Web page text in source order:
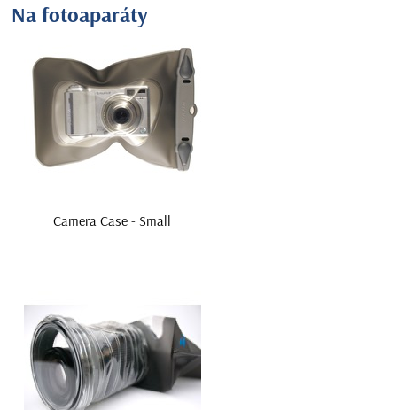
Na fotoaparáty
Camera Case - Small